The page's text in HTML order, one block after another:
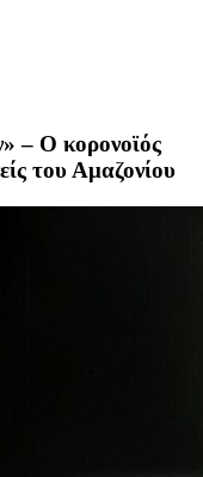
– Ο κορονοϊός
του Αμαζονίου